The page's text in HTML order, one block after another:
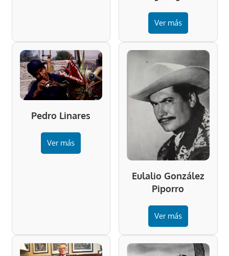
Ver más
Pedro Linares
Ver más
Eulalio González
Piporro
Ver más